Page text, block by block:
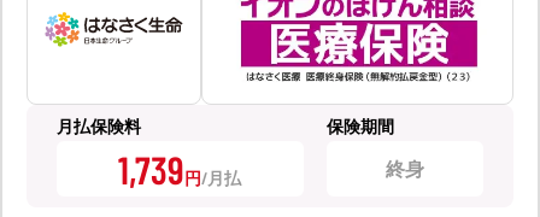
月払保険料
1,739円
保険期間
終身